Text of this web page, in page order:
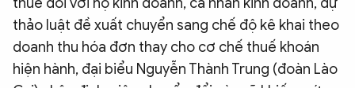
thảo luật đề xuất chuyển sang chế độ kê khai theo
doanh thu hóa đơn thay cho cơ chế thuế khoán
hiện hành, đại biểu Nguyễn Thành Trung (đoàn Lào